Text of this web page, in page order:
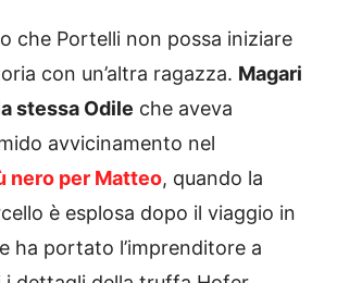
che Portelli non possa iniziare
con un’altra ragazza. Magari
stessa Odile che aveva
avvicinamento nel
nero per Matteo, quando la
è esplosa dopo il viaggio in
ha portato l’imprenditore a